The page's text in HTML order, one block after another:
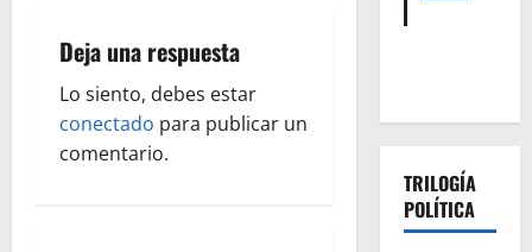
c
i
ó
Deja una respuesta
Lo siento, debes estar
conectado para publicar un
comentario.
TRILOGÍA
POLÍTICA